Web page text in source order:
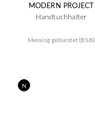
MODERN PROJECT
Handtuchhalter
Messing gebürstet (BSB)
N